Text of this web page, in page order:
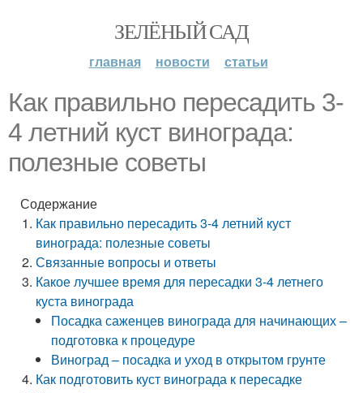
ЗЕЛЁНЫЙ САД
главная новости статьи
Как правильно пересадить 3-
4 летний куст винограда:
полезные советы
Содержание
Как правильно пересадить 3-4 летний куст
винограда: полезные советы
Связанные вопросы и ответы
Какое лучшее время для пересадки 3-4 летнего
куста винограда
Посадка саженцев винограда для начинающих –
подготовка к процедуре
Виноград – посадка и уход в открытом грунте
Как подготовить куст винограда к пересадке